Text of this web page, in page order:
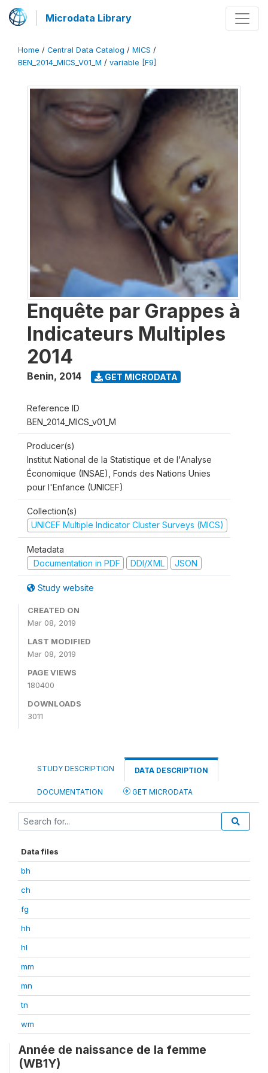
Microdata Library
Home / Central Data Catalog / MICS /
BEN_2014_MICS_V01_M / variable [F9]
Enquête par Grappes à
Indicateurs Multiples
2014
Benin, 2014 GET MICRODATA
Reference ID
BEN_2014_MICS_v01_M
Producer(s)
Institut National de la Statistique et de l'Analyse
Économique (INSAE), Fonds des Nations Unies
pour l'Enfance (UNICEF)
Collection(s)
UNICEF Multiple Indicator Cluster Surveys (MICS)
Metadata
Documentation in PDF
DDI/XML JSON
Study website
CREATED ON
Mar 08, 2019
LAST MODIFIED
Mar 08, 2019
PAGE VIEWS
180400
DOWNLOADS
3011
STUDY DESCRIPTION DATA DESCRIPTION
DOCUMENTATION GET MICRODATA
Data files
bh
ch
fg
hh
hl
mm
mn
tn
wm
Année de naissance de la femme
(WB1Y)